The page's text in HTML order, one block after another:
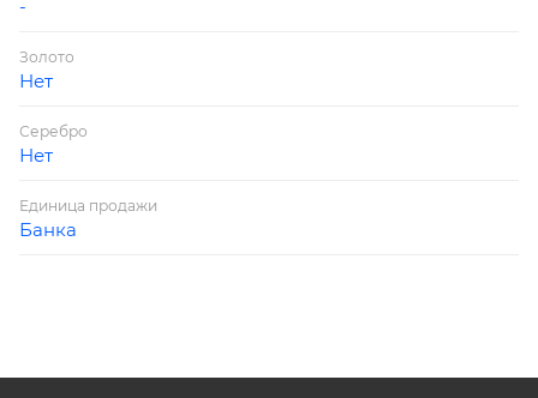
-
Золото
Нет
Серебро
Нет
Единица продажи
Банка